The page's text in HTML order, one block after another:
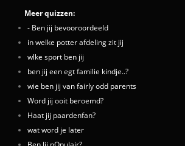
Meer quizzen:
- Ben jij bevooroordeeld
in welke potter afdeling zit jij
wlke sport ben jij
ben jij een egt familie kindje..?
wie ben jij van fairly odd parents
Word jij ooit beroemd?
Haat jij paardenfan?
wat word je later